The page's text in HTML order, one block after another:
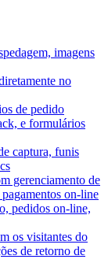
imagens
no
de pedido
e formulários
captura, funis
gerenciamento de
on-line
pedidos on-line,
os visitantes do
de retorno de